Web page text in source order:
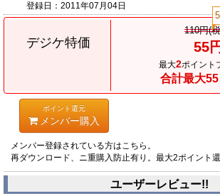
登録日： 2011年07月04日
デジケ特価
110円(
55
最大2ポイント
合計最大
ポイント還元
メンバー購入
メンバー登録されている方はこちら。
再ダウンロード、ニ重購入防止有り。最大2ポイント
ユーザーレビュー!!